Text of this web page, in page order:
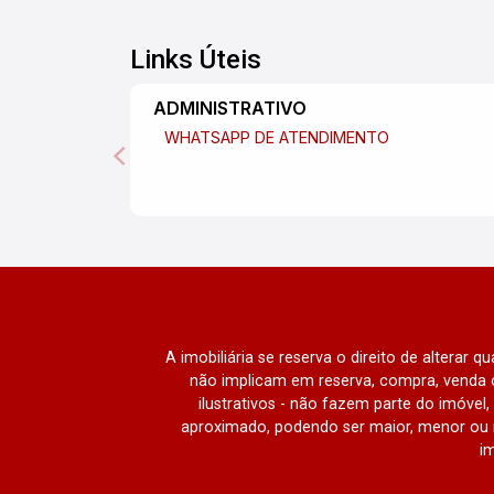
Links Úteis
ADMINISTRATIVO
WHATSAPP DE ATENDIMENTO
A imobiliária se reserva o direito de alterar
não implicam em reserva, compra,
ilustrativos - não fazem parte do
aproximado, podendo ser maior, menor